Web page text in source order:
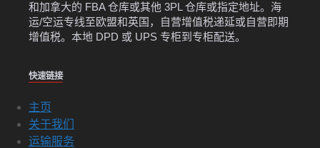
和加拿大的 FBA 仓库或其他 3PL 仓库或指定地址。海
运/空运专线至欧盟和英国，自营增值税递延或自营即期
增值税。本地 DPD 或 UPS 专柜到专柜配送。
快速链接
主页
关于我们
运输服务